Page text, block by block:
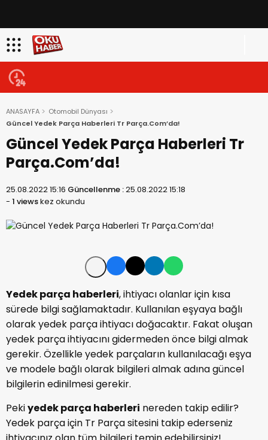
ANASAYFA
Otomobil Dünyası
Güncel Yedek Parça Haberleri Tr Parça.Com’da!
Güncel Yedek Parça Haberleri Tr
Parça.Com’da!
25.08.2022 15:16 Güncellenme :25.08.2022 15:18
- 1 viewskez okundu
Yedek parça haberleri, ihtiyacı olanlar için kısa
sürede bilgi sağlamaktadır. Kullanılan eşyaya bağlı
olarak yedek parça ihtiyacı doğacaktır. Fakat oluşan
yedek parça ihtiyacını gidermeden önce bilgi almak
gerekir. Özellikle yedek parçaların kullanılacağı eşya
ve modele bağlı olarak bilgileri almak adına güncel
bilgilerin edinilmesi gerekir.
Pekiyedek parça haberleri nereden takip edilir?
Yedek parça için Tr Parça sitesini takip ederseniz